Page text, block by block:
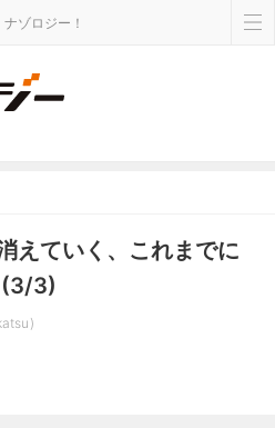
ゾロジー！
えていく、これまでに
(3/3)